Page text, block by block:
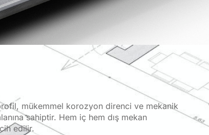
mükemmel korozyon direnci ve mekanik
sahiptir. Hem iç hem dış mekan
edilir.